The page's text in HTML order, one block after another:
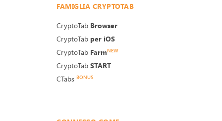
FAMIGLIA CRYPTOTAB
CryptoTab Browser
CryptoTab per iOS
CryptoTab FarmNEW
CryptoTab START
CTabs BONUS